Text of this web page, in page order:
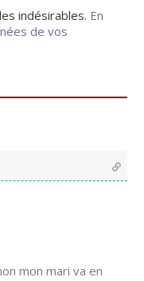
indésirables. En
de vos
mon mari va en